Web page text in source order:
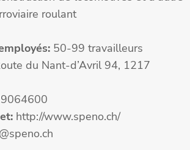
roulant
50-99 travailleurs
du Nant-d’Avril 94, 1217
http://www.speno.ch/